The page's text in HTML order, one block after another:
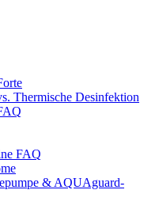
Thermische Desinfektion
FAQ
& AQUAguard-